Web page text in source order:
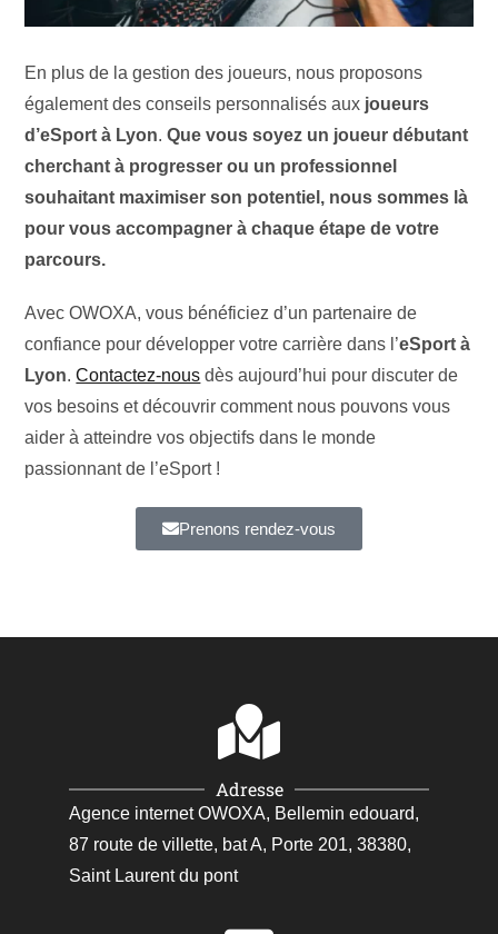
En plus de la gestion des joueurs, nous proposons
également des conseils personnalisés aux joueurs
d’eSport à Lyon.Que vous soyez un joueur débutant
cherchant à progresser ou un professionnel
souhaitant maximiser son potentiel, nous sommes là
pour vous accompagner à chaque étape de votre
parcours.
Avec OWOXA, vous bénéficiez d’un partenaire de
confiance pour développer votre carrière dans l’eSport à
Lyon.Contactez-nous dès aujourd’hui pour discuter de
vos besoins et découvrir comment nous pouvons vous
aider à atteindre vos objectifs dans le monde
passionnant de l’eSport !
Prenons rendez-vous
Adresse
Agence internet OWOXA, Bellemin edouard,
87 route de villette, bat A, Porte 201, 38380,
Saint Laurent du pont